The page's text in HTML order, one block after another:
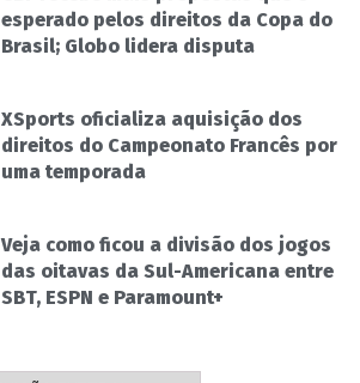
esperado pelos direitos da Copa do
Brasil; Globo lidera disputa
XSports oficializa aquisição dos
direitos do Campeonato Francês por
uma temporada
Veja como ficou a divisão dos jogos
das oitavas da Sul-Americana entre
SBT, ESPN e Paramount+